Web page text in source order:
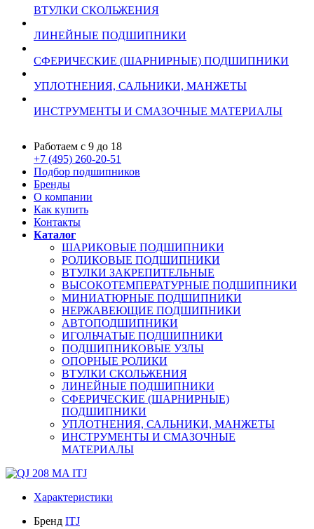
ВТУЛКИ СКОЛЬЖЕНИЯ
ЛИНЕЙНЫЕ ПОДШИПНИКИ
СФЕРИЧЕСКИЕ (ШАРНИРНЫЕ) ПОДШИПНИКИ
УПЛОТНЕНИЯ, САЛЬНИКИ, МАНЖЕТЫ
ИНСТРУМЕНТЫ И СМАЗОЧНЫЕ МАТЕРИАЛЫ
Работаем с 9 до 18
+7 (495) 260-20-51
Подбор подшипников
Бренды
О компании
Как купить
Контакты
Каталог
ШАРИКОВЫЕ ПОДШИПНИКИ
РОЛИКОВЫЕ ПОДШИПНИКИ
ВТУЛКИ ЗАКРЕПИТЕЛЬНЫЕ
ВЫСОКОТЕМПЕРАТУРНЫЕ ПОДШИПНИКИ
МИНИАТЮРНЫЕ ПОДШИПНИКИ
НЕРЖАВЕЮЩИЕ ПОДШИПНИКИ
АВТОПОДШИПНИКИ
ИГОЛЬЧАТЫЕ ПОДШИПНИКИ
ПОДШИПНИКОВЫЕ УЗЛЫ
ОПОРНЫЕ РОЛИКИ
ВТУЛКИ СКОЛЬЖЕНИЯ
ЛИНЕЙНЫЕ ПОДШИПНИКИ
СФЕРИЧЕСКИЕ (ШАРНИРНЫЕ)
ПОДШИПНИКИ
УПЛОТНЕНИЯ, САЛЬНИКИ, МАНЖЕТЫ
ИНСТРУМЕНТЫ И СМАЗОЧНЫЕ
МАТЕРИАЛЫ
Характеристики
Бренд ITJ